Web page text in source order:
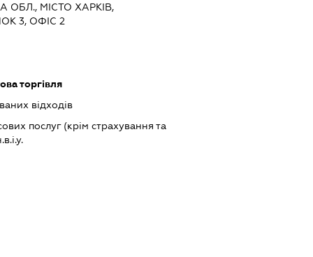
ОБЛ., МІСТО ХАРКІВ,
3, ОФІС 2
торгівля
відходів
послуг (крім страхування та